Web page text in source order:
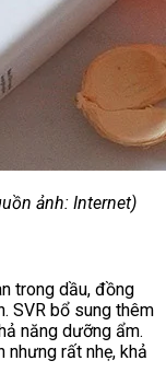
ảnh: Internet)
trong dầu, đồng
SVR bổ sung thêm
năng dưỡng ẩm.
nhưng rất nhẹ, khả